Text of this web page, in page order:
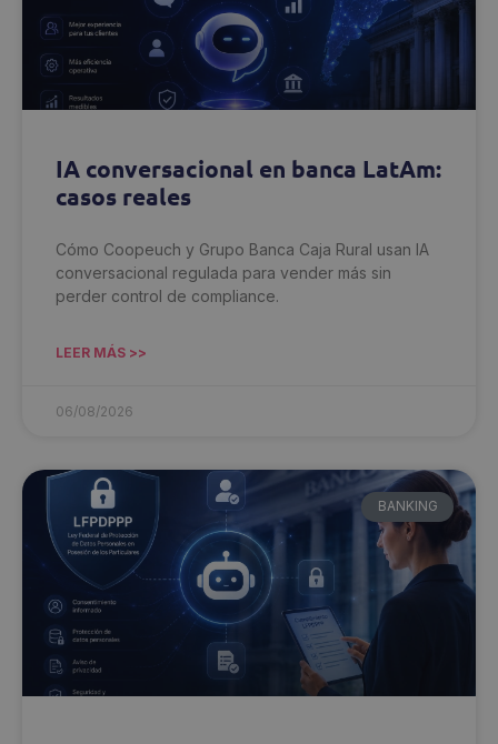
IA conversacional en banca LatAm:
casos reales
Cómo Coopeuch y Grupo Banca Caja Rural usan IA
conversacional regulada para vender más sin
perder control de compliance.
LEER MÁS >>
06/08/2026
BANKING